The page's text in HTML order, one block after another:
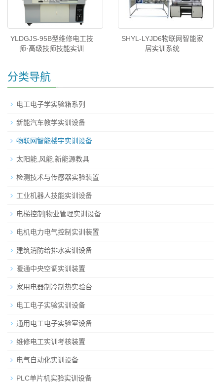
YLDGJS-95B型维修电工技
师·高级技师技能实训
SHYL-LYJD6物联网智能家
居实训系统
分类导航
电工电子学实验箱系列
新能汽车教学实训设备
物联网智能楼宇实训设备
太阳能,风能,新能源教具
检测技术与传感器实验装置
工业机器人技能实训设备
电梯控制|物业管理实训设备
电机电力电气控制实训装置
建筑消防给排水实训设备
暖通中央空调实训装置
家用电器制冷制热实验台
电工电子实验实训设备
通用电工电子实验室设备
维修电工实训考核装置
电气自动化实训设备
PLC单片机实验实训设备